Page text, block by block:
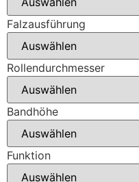
Falzausführung
Rollendurchmesser
Bandhöhe
Funktion